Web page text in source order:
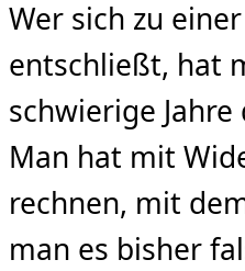
Wer sich zu
entschließt, hat
schwierige
Man hat mit
rechnen, mit
man es bisher